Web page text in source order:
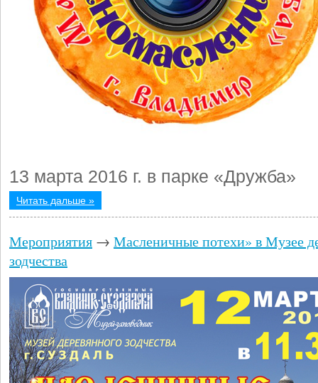
13 марта 2016 г. в парке «Дружба»
Читать дальше »
Мероприятия → Масленичные потехи» в Музее
зодчества